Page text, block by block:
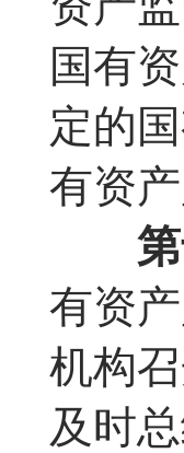
国有
定的
有资
有资
机构
及时